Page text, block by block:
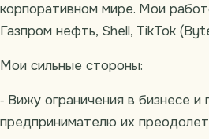
корпоративном мире. Мои
Газпром нефть, Shell, TikTok
Мои сильные стороны:
⁃ Вижу ограничения в бизнесе и
предпринимателю их